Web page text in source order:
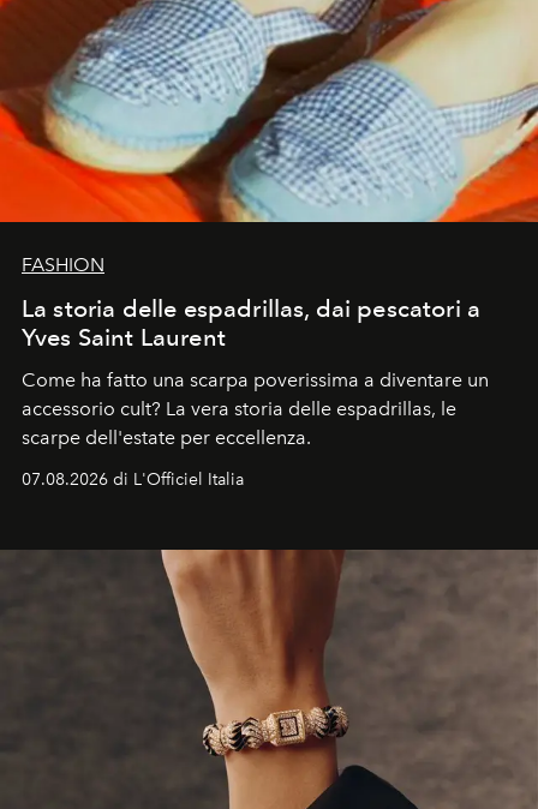
FASHION
La storia delle espadrillas, dai pescatori a
Yves Saint Laurent
Come ha fatto una scarpa poverissima a diventare un
accessorio cult? La vera storia delle espadrillas, le
scarpe dell'estate per eccellenza.
07.08.2026 di L'Officiel Italia